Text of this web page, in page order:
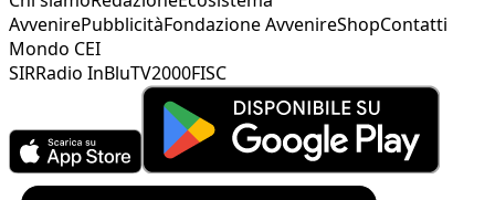
AvvenirePubblicitàFondazione AvvenireShopContatti
Mondo CEI
SIRRadio InBluTV2000FISC